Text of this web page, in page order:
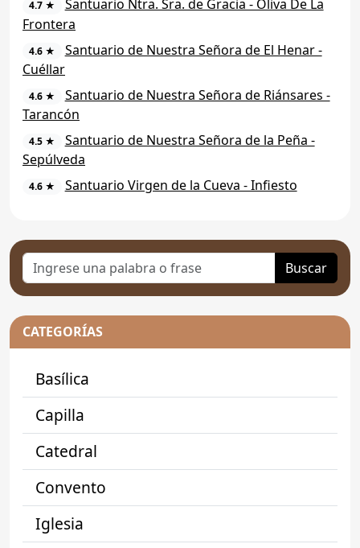
4.7 ★
Santuario Ntra. Sra. de Gracia - Oliva De La
Frontera
4.6 ★
Santuario de Nuestra Señora de El Henar -
Cuéllar
4.6 ★
Santuario de Nuestra Señora de Riánsares -
Tarancón
4.5 ★
Santuario de Nuestra Señora de la Peña -
Sepúlveda
4.6 ★ Santuario Virgen de la Cueva - Infiesto
Buscar
CATEGORÍAS
Basílica
Capilla
Catedral
Convento
Iglesia